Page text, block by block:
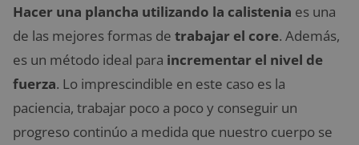
Hacer una plancha utilizando la calistenia es una
de las mejores formas de trabajar el core. Además,
es un método ideal para incrementar el nivel de
fuerza. Lo imprescindible en este caso es la
paciencia, trabajar poco a poco y conseguir un
progreso continúo a medida que nuestro cuerpo se